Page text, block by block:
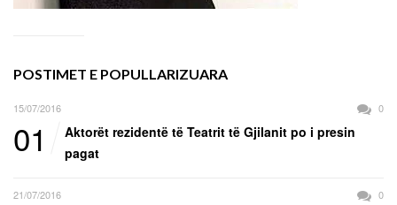
POSTIMET E POPULLARIZUARA
15/07/2016 0
01
Aktorët rezidentë të Teatrit të Gjilanit po i presin
pagat
21/07/2016 0